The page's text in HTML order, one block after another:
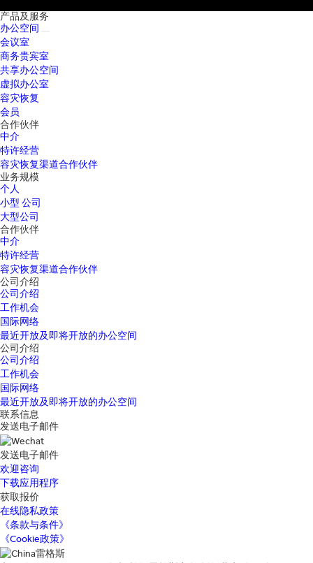
产品及服务
办公空间
会议室
商务贵宾室
共享办公空间
虚拟办公室
容灾恢复
会员
合作伙伴
中介
特许经营
容灾恢复渠道合作伙伴
业务规模
个人
小型 公司
大型公司
合作伙伴
中介
特许经营
容灾恢复渠道合作伙伴
公司介绍
公司介绍
工作机会
国际网络
最近开放及即将开放的办公空间
公司介绍
公司介绍
工作机会
国际网络
最近开放及即将开放的办公空间
联系信息
发送电子邮件
发送电子邮件
欢迎咨询
下载应用程序
获取报价
在线隐私政策
《条款与条件》
《Cookie政策》